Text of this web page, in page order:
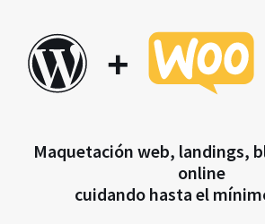
+
Maquetación web, landings,
online
cuidando hasta el